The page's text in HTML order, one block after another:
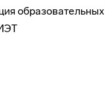
образовательных